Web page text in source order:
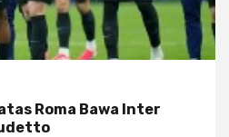
Roma Bawa Inter